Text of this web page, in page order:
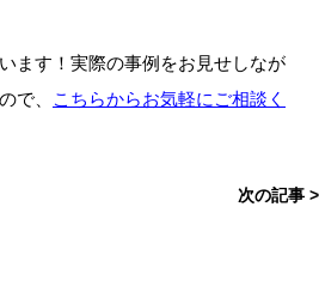
ます！実際の事例をお見せしなが
で、
こちらからお気軽にご相談く
次の記事 >